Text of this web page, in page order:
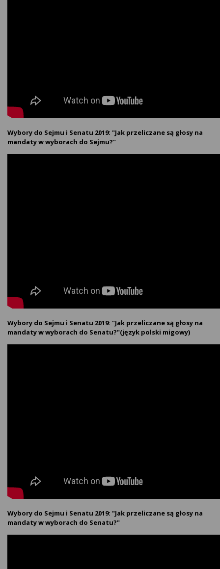
Wybory do Sejmu i Senatu 2019: "Jak przeliczane są głosy na
mandaty w wyborach do Sejmu?"
Wybory do Sejmu i Senatu 2019: "Jak przeliczane są głosy na
mandaty w wyborach do Senatu?"(język polski migowy)
Wybory do Sejmu i Senatu 2019: "Jak przeliczane są głosy na
mandaty w wyborach do Senatu?"